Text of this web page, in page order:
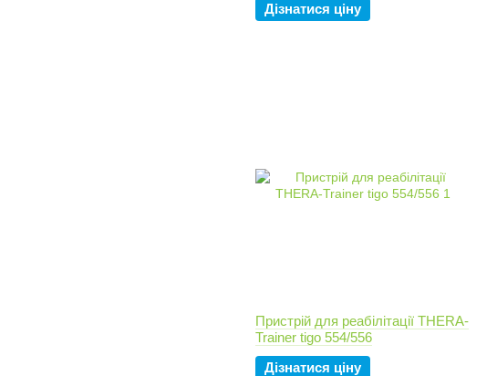
Дізнатися ціну
Пристрій для реабілітації THERA-
Trainer tigo 554/556
Дізнатися ціну